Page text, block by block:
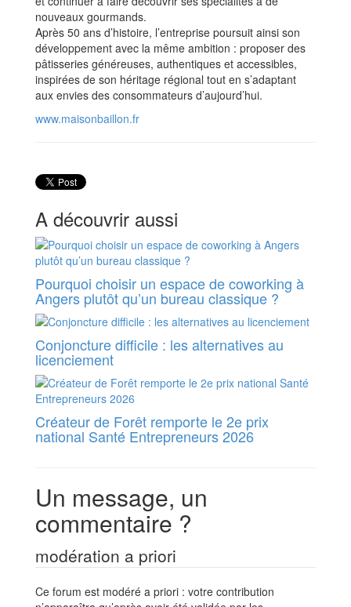
nouveaux gourmands.
Après 50 ans d’histoire, l’entreprise poursuit ainsi son
développement avec la même ambition : proposer des
pâtisseries généreuses, authentiques et accessibles,
inspirées de son héritage régional tout en s’adaptant
aux envies des consommateurs d’aujourd’hui.
www.maisonbaillon.fr
A découvrir aussi
Pourquoi choisir un espace de coworking à
Angers plutôt qu’un bureau classique ?
Conjoncture difficile : les alternatives au
licenciement
Créateur de Forêt remporte le 2e prix
national Santé Entrepreneurs 2026
Un message, un
commentaire ?
modération a priori
Ce forum est modéré a priori : votre contribution